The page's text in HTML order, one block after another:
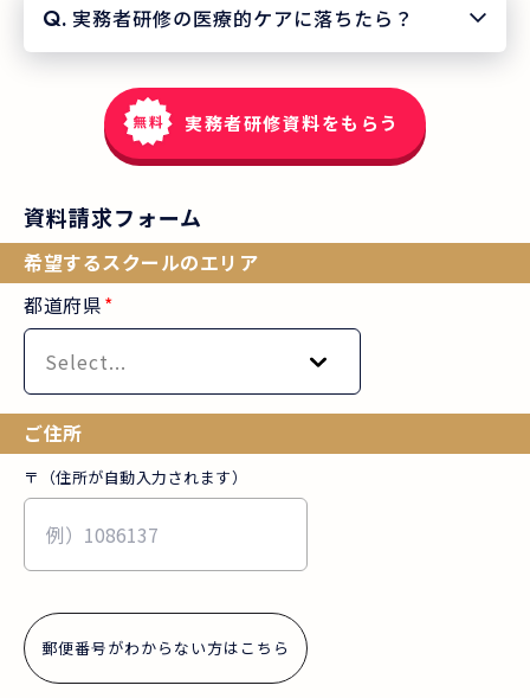
Q. 実務者研修の医療的ケアに落ちたら？
実務者研修資料をもらう
資料請求フォーム
希望するスクールのエリア
都道府県*
Select...
ご住所
〒（住所が自動入力されます）
郵便番号がわからない方はこちら